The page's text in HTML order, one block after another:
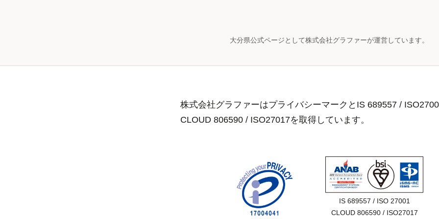
大分県公式ページとして株式会社グラファーが運営しています。
株式会社グラファーはプライバシーマークとIS 689557 /
CLOUD 806590 / ISO27017を取得しています。
IS 689557 / ISO 27001
CLOUD 806590 / ISO27017